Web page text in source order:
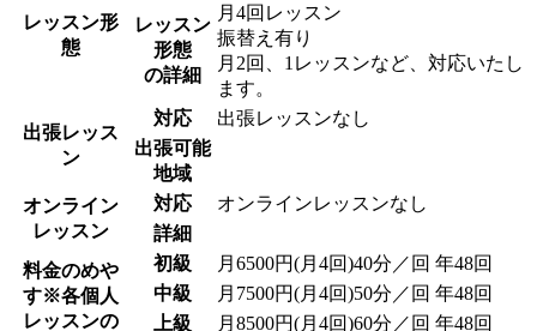
レッスン形
態
レッスン
形態
の詳細
月4回レッスン
振替え有り
月2回、1レッスンなど、対応いたし
ます。
出張レッス
ン
対応
出張レッスンなし
出張可能
地域
オンライン
レッスン
対応
オンラインレッスンなし
詳細
料金のめや
す※各個人
レッスンの
初級
月6500円(月4回)40分／回 年48回
中級
月7500円(月4回)50分／回 年48回
上級
月8500円(月4回)60分／回 年48回